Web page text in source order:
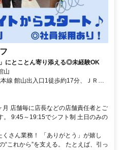
にとことん寄り添える◎未経験OK
山
線 館山出入口1徒歩約17分、ＪＲ内
約36分、ＪＲ内房線 九重徒歩約63分
店舗毎に店長などの店舗責任者とご
。 9:45～19:15でシフト制 土日のみの
さん業務！ 「ありがとう」が嬉し
“これから”を支える。 たとえば、引っ